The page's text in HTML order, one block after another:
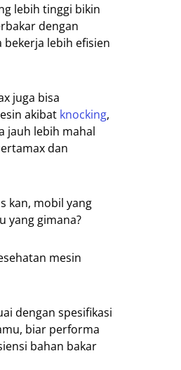
lebih tinggi bikin
dengan
lebih efisien
juga bisa
akibat knocking,
jauh lebih mahal
dan
kan, mobil yang
yang gimana?
mesin
dengan spesifikasi
biar performa
bahan bakar